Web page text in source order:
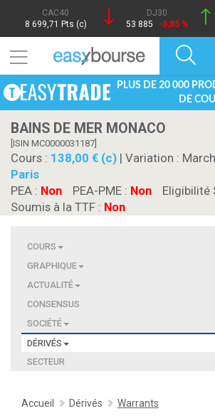
CAC40
8 699,71 Pts (c)
DJ30
53 885
-0,85 %
PLUS DE 20 000
DE
BAINS DE MER MONACO
[ISIN MC0000031187]
Cours : 138,00 € (c) | Variation :
Paris
PEA : Non PEA-PME : Non Eligibilité
Soumis à la TTF : Non
COURS
GRAPHIQUE
ACTUALITÉ
CONSENSUS
SOCIÉTÉ
DÉRIVÉS
SECTEUR
Accueil Dérivés Warrants